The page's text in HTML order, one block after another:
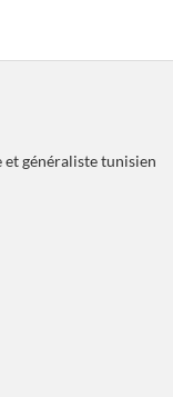
généraliste tunisien